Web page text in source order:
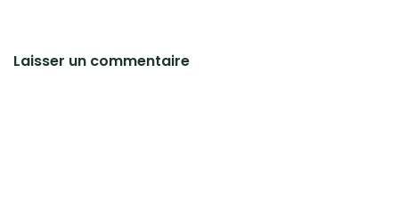
Laisser un commentaire